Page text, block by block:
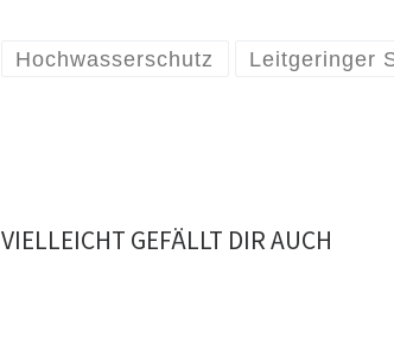
Hochwasserschutz Leitgeringer
VIELLEICHT GEFÄLLT DIR AUCH